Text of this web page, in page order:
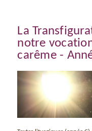
La
notre
carême -